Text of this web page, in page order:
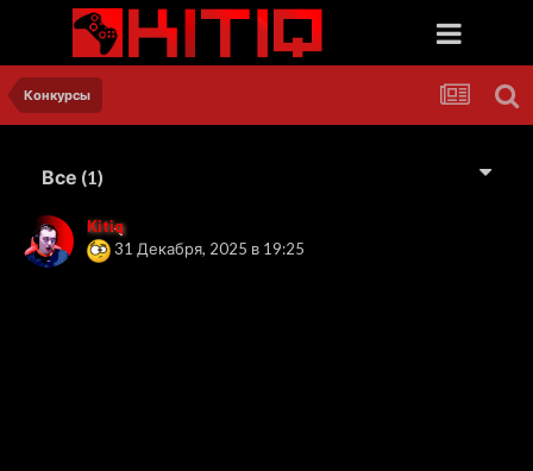
Конкурсы
Все (1)
Kitiq
31 Декабря, 2025 в 19:25